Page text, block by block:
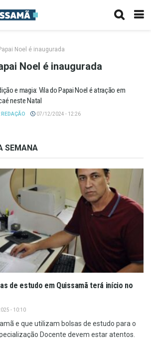
Noel é inaugurada
Noel é inaugurada
e magia: Vila do Papai Noel é atração em
neste Natal
REDAÇÃO 07/12/2024 - 12:26
SEMANA
de estudo em Quissamã terá início no
- 10:10
e que utilizam bolsas de estudo para o
Docente devem estar atentos.